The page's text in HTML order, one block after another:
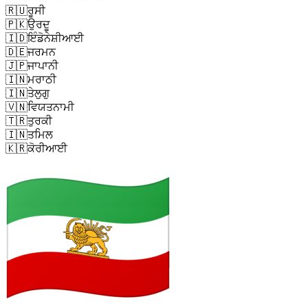
🇷🇺ਰੂਸੀ
🇵🇰ਉਰਦੂ
🇮🇩ਇੰਡੋਨੇਸ਼ੀਆਈ
🇩🇪ਜਰਮਨ
🇯🇵ਜਾਪਾਨੀ
🇮🇳ਮਰਾਠੀ
🇮🇳ਤੇਲੁਗੁ
🇻🇳ਵਿਯਤਨਾਮੀ
🇹🇷ਤੁਰਕੀ
🇮🇳ਤਮਿਲ
🇰🇷ਕੋਰੀਆਈ